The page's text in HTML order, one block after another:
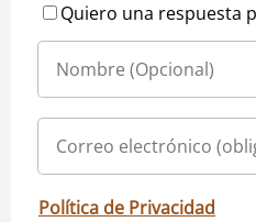
Quiero una respuesta
Política de Privacidad